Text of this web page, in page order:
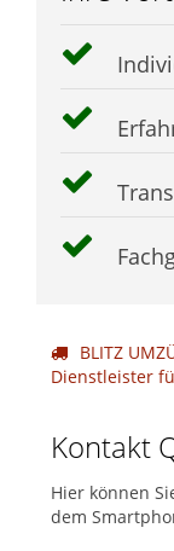
BLITZ
Dienstleister
Kontakt
Hier können
dem